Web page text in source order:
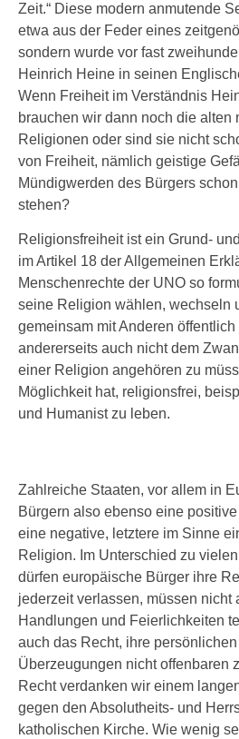
Zeit.“ Diese modern anmutende
etwa aus der Feder eines
sondern wurde vor fast
Heinrich Heine in seinen
Wenn Freiheit im Verständnis
brauchen wir dann noch die alten
Religionen oder sind sie nicht
von Freiheit, nämlich geistige
Mündigwerden des Bürgers
stehen?
Religionsfreiheit ist ein Grund-
im Artikel 18 der Allgemeinen
Menschenrechte der UNO so
seine Religion wählen, wechseln
gemeinsam mit Anderen
andererseits auch nicht dem
einer Religion angehören zu
Möglichkeit hat, religionsfrei,
und Humanist zu leben.
Zahlreiche Staaten, vor allem in
Bürgern also ebenso eine
eine negative, letztere im Sinne
Religion. Im Unterschied zu
dürfen europäische Bürger ihre
jederzeit verlassen, müssen nicht
Handlungen und Feierlichkeiten
auch das Recht, ihre
Überzeugungen nicht offenbaren
Recht verdanken wir einem
gegen den Absolutheits- und
katholischen Kirche. Wie wenig